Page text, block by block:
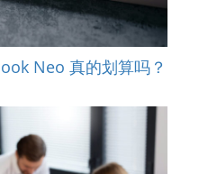
Neo 真的划算吗？